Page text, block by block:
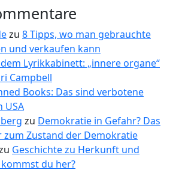
zu 8 Tipps, wo man gebrauchte
und verkaufen kann
Lyrikkabinett: „innere organe“
Campbell
Books: Das sind verbotene
USA
zu Demokratie in Gefahr? Das
zum Zustand der Demokratie
Geschichte zu Herkunft und
du her?